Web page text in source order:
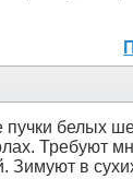
пучки белых
Требуют
Зимуют в